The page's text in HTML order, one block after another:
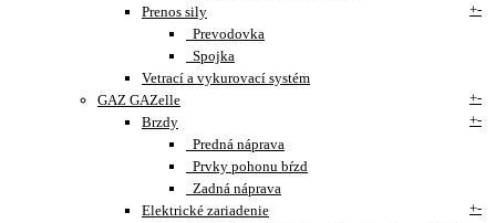
Prenos sily
+-
Prevodovka
Spojka
Vetrací a vykurovací systém
GAZ GAZelle
+-
Brzdy
+-
Predná náprava
Prvky pohonu bŕzd
Zadná náprava
Elektrické zariadenie
+-